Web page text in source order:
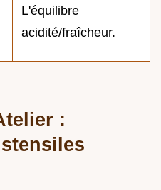
L'équilibre
acidité/fraîcheur.
: